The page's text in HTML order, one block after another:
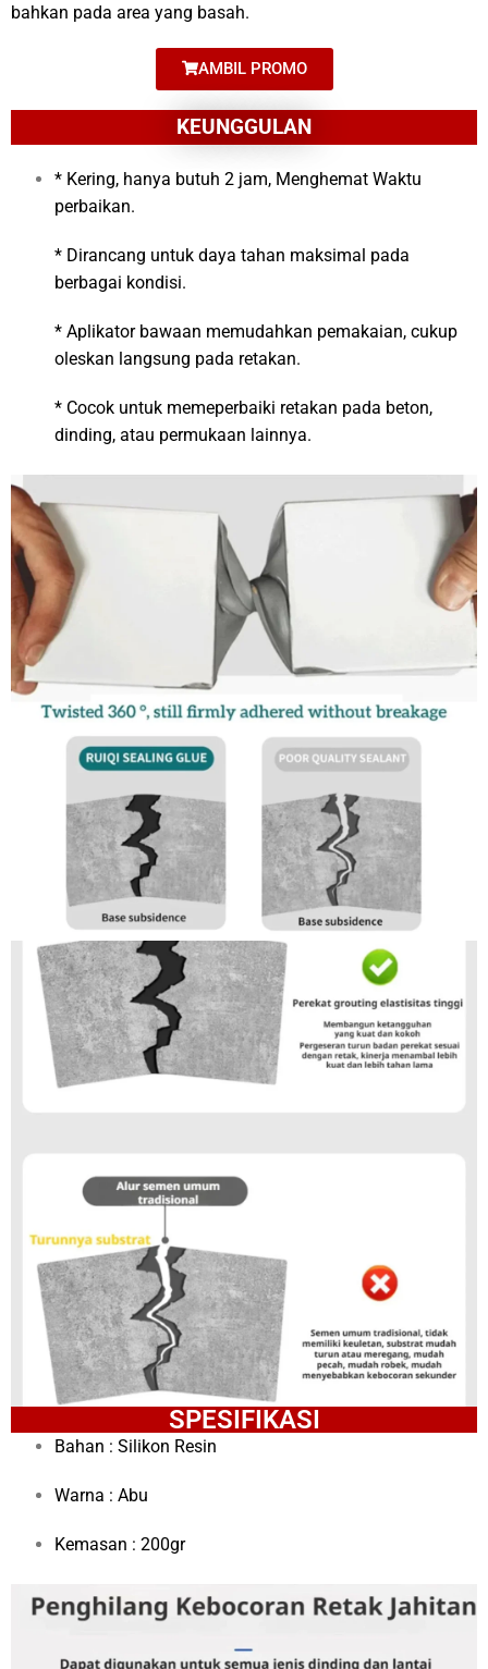
bahkan pada area yang basah.
AMBIL PROMO
KEUNGGULAN
* Kering, hanya butuh 2 jam, Menghemat Waktu
perbaikan.
* Dirancang untuk daya tahan maksimal pada
berbagai kondisi.
* Aplikator bawaan memudahkan pemakaian, cukup
oleskan langsung pada retakan.
* Cocok untuk memeperbaiki retakan pada beton,
dinding, atau permukaan lainnya.
SPESIFIKASI
Bahan : Silikon Resin
Warna : Abu
Kemasan : 200gr